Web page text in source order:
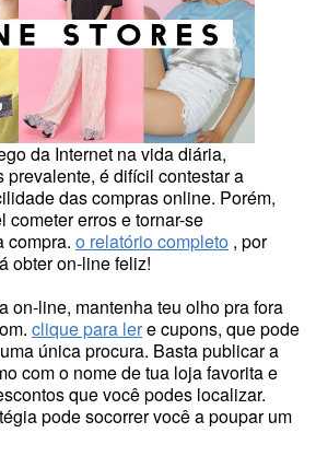
da Internet na vida diária,
prevalente, é difícil contestar a
das compras online. Porém,
cometer erros e tornar-se
compra. o relatório completo , por
obter on-line feliz!
on-line, mantenha teu olho pra fora
clique para lere cupons, que pode
única procura. Basta publicar a
com o nome de tua loja favorita e
que você podes localizar.
pode socorrer você a poupar um